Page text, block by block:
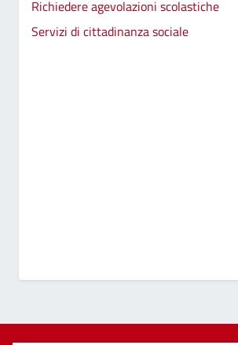
Richiedere agevolazioni scolastiche
Servizi di cittadinanza sociale